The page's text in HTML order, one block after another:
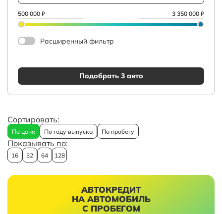
Расширенный фильтр
Подобрать 3 авто
Сортировать:
По цене По году выпуска По пробегу
Показывать по:
16 32 64 128
АВТОКРЕДИТ
НА АВТОМОБИЛЬ
С ПРОБЕГОМ